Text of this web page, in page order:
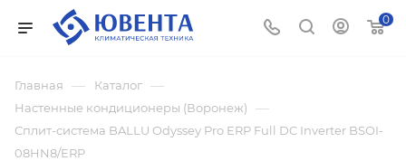
0
Главная — Каталог —
Настенные кондиционеры (Воронеж) —
Сплит-система BALLU Odyssey Pro ERP Full DC Inverter BSOI-
08HN8/ERP